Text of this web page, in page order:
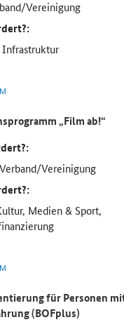
Vereinigung
„Film ab!“
Vereinigung
Medien & Sport,
für Personen
(BOFplus)